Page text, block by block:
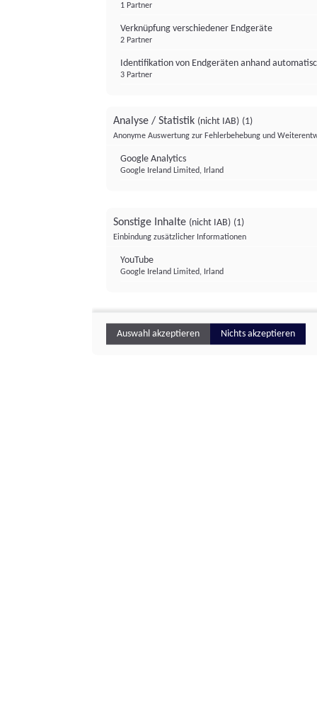
1 Partner
Verknüpfung verschiedener Endgeräte
2 Partner
Identifikation von Endgeräten anhand
3 Partner
Analyse / Statistik (nicht IAB) (1)
Anonyme Auswertung zur Fehlerbehebung und
Google Analytics
Google Ireland Limited, Irland
Sonstige Inhalte (nicht IAB) (1)
Einbindung zusätzlicher Informationen
YouTube
Google Ireland Limited, Irland
Auswahl akzeptieren Nichts akzeptieren